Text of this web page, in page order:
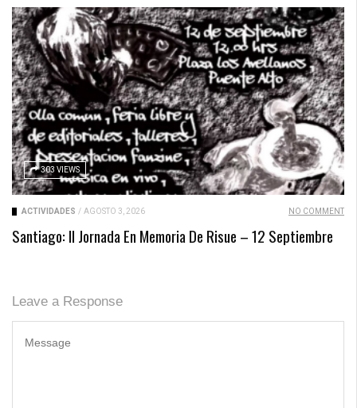
303 VIEWS
ACTIVIDADES / AGOSTO 3, 2026 NO COMMENT
Santiago: II Jornada En Memoria De Risue – 12 Septiembre
Leave a Response